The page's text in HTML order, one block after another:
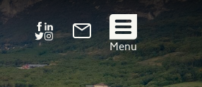
Suivez
nous
!
Menu